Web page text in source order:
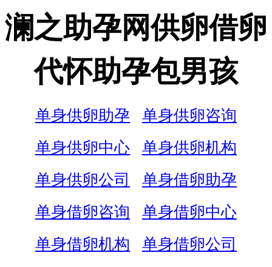
澜之助孕网供卵借卵
代怀助孕包男孩
单身供卵助孕
单身供卵咨询
单身供卵中心
单身供卵机构
单身供卵公司
单身借卵助孕
单身借卵咨询
单身借卵中心
单身借卵机构
单身借卵公司